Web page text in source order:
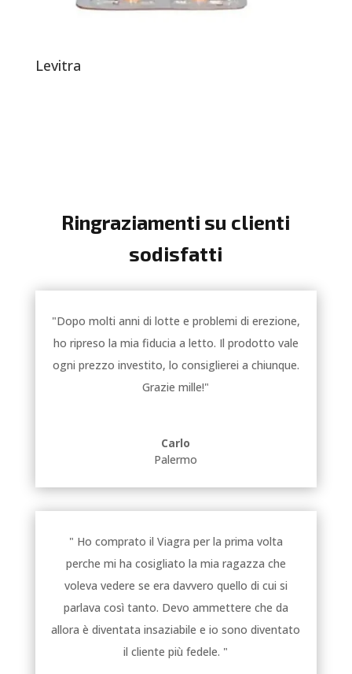
Levitra
Ringraziamenti su clienti
sodisfatti
"Dopo molti anni di lotte e problemi di erezione,
ho ripreso la mia fiducia a letto. Il prodotto vale
ogni prezzo investito, lo consiglierei a chiunque.
Grazie mille!"
Carlo
Palermo
" Ho comprato il Viagra per la prima volta
perche mi ha cosigliato la mia ragazza che
voleva vedere se era davvero quello di cui si
parlava così tanto. Devo ammettere che da
allora è diventata insaziabile e io sono diventato
il cliente più fedele. "